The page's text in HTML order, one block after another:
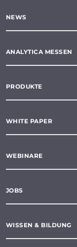
NEWS
ANALYTICA MESSEN
PRODUKTE
WHITE PAPER
WEBINARE
JOBS
WISSEN & BILDUNG